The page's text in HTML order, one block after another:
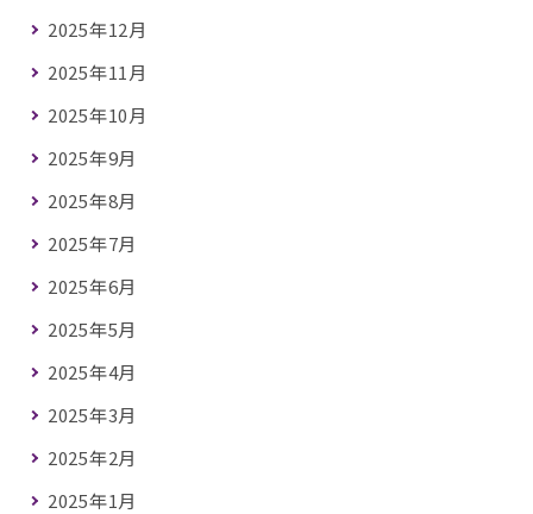
2025年12月
2025年11月
2025年10月
2025年9月
2025年8月
2025年7月
2025年6月
2025年5月
2025年4月
2025年3月
2025年2月
2025年1月